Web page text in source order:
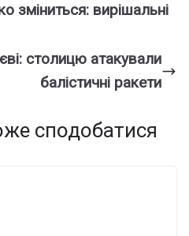
зміниться: вирішальні
столицю атакували
балістичні ракети
сподобатися